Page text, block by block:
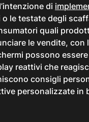
di
le testate degli
quali
le vendite, con
possono
reattivi che
consigli
personalizzate in